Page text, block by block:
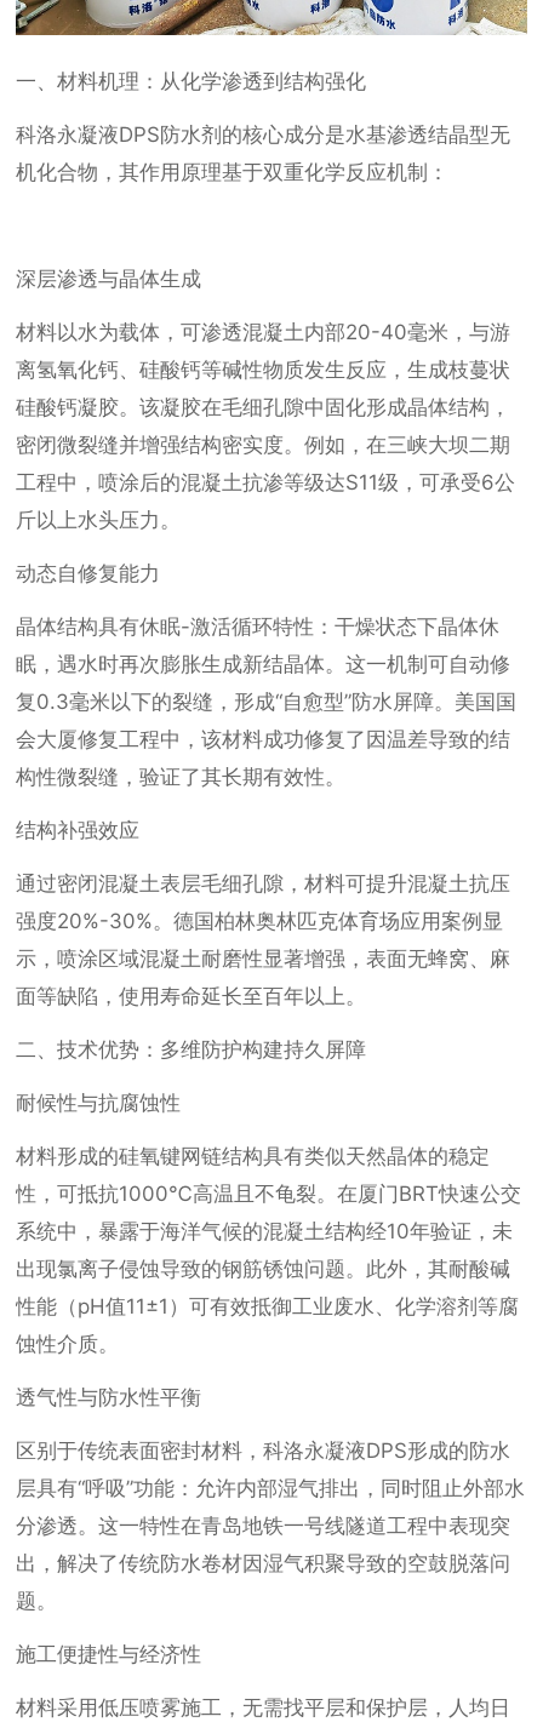
一、材料机理：从化学渗透到结构强化
科洛永凝液DPS防水剂的核心成分是水基渗透结晶型无
机化合物，其作用原理基于双重化学反应机制：
深层渗透与晶体生成
材料以水为载体，可渗透混凝土内部20-40毫米，与游
离氢氧化钙、硅酸钙等碱性物质发生反应，生成枝蔓状
硅酸钙凝胶。该凝胶在毛细孔隙中固化形成晶体结构，
密闭微裂缝并增强结构密实度。例如，在三峡大坝二期
工程中，喷涂后的混凝土抗渗等级达S11级，可承受6公
斤以上水头压力。
动态自修复能力
晶体结构具有休眠-激活循环特性：干燥状态下晶体休
眠，遇水时再次膨胀生成新结晶体。这一机制可自动修
复0.3毫米以下的裂缝，形成“自愈型”防水屏障。美国国
会大厦修复工程中，该材料成功修复了因温差导致的结
构性微裂缝，验证了其长期有效性。
结构补强效应
通过密闭混凝土表层毛细孔隙，材料可提升混凝土抗压
强度20%-30%。德国柏林奥林匹克体育场应用案例显
示，喷涂区域混凝土耐磨性显著增强，表面无蜂窝、麻
面等缺陷，使用寿命延长至百年以上。
二、技术优势：多维防护构建持久屏障
耐候性与抗腐蚀性
材料形成的硅氧键网链结构具有类似天然晶体的稳定
性，可抵抗1000℃高温且不龟裂。在厦门BRT快速公交
系统中，暴露于海洋气候的混凝土结构经10年验证，未
出现氯离子侵蚀导致的钢筋锈蚀问题。此外，其耐酸碱
性能（pH值11±1）可有效抵御工业废水、化学溶剂等腐
蚀性介质。
透气性与防水性平衡
区别于传统表面密封材料，科洛永凝液DPS形成的防水
层具有“呼吸”功能：允许内部湿气排出，同时阻止外部水
分渗透。这一特性在青岛地铁一号线隧道工程中表现突
出，解决了传统防水卷材因湿气积聚导致的空鼓脱落问
题。
施工便捷性与经济性
材料采用低压喷雾施工，无需找平层和保护层，人均日